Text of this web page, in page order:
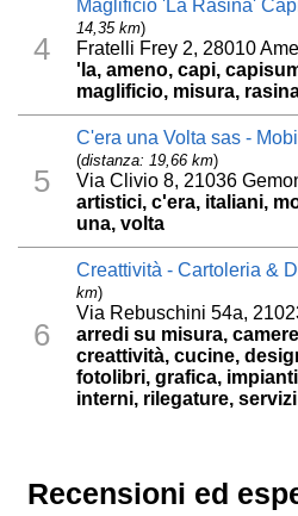
4
Maglificio 'La Rasina'
14,35 km)
Fratelli Frey 2, 28010
'la, ameno, capi,
maglificio, misura,
5
C'era una Volta sas -
(distanza: 19,66 km)
Via Clivio 8, 21036
artistici, c'era, italiani,
una, volta
6
Creattività - Cartoleria &
km)
Via Rebuschini 54a,
arredi su misura,
creattività, cucine,
fotolibri, grafica,
interni, rilegature, servizi
Recensioni ed